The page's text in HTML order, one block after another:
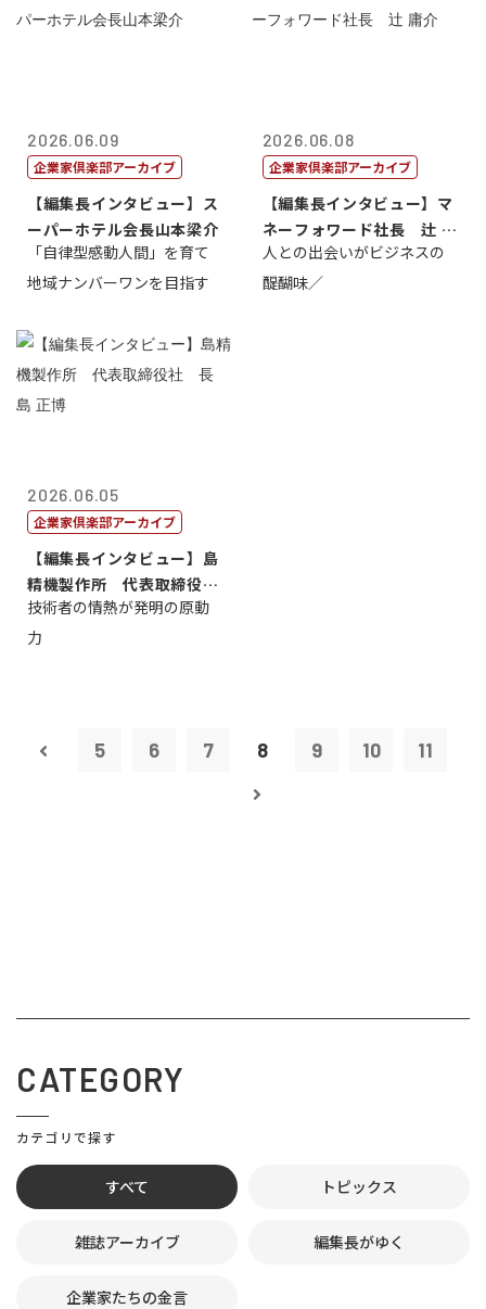
2026.06.09
企業家倶楽部アーカイブ
【編集長インタビュー】ス
ーパーホテル会長山本梁介
「自律型感動人間」を育て
地域ナンバーワンを目指す
2026.06.08
企業家倶楽部アーカイブ
【編集長インタビュー】マ
ネーフォワード社長 辻 庸
介
人との出会いがビジネスの
醍醐味／
2026.06.05
企業家倶楽部アーカイブ
【編集長インタビュー】島
精機製作所 代表取締役
社 長 島 正...
技術者の情熱が発明の原動
力
5 6 7 8 9 10 11
CATEGORY
カテゴリで探す
すべて トピックス
雑誌アーカイブ 編集長がゆく
企業家たちの金言